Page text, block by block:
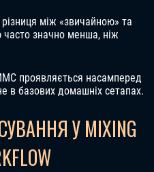
між «звичайною» та
часто значно менша, ніж
проявляється насамперед
в базових домашніх сетапах.
У MIXING